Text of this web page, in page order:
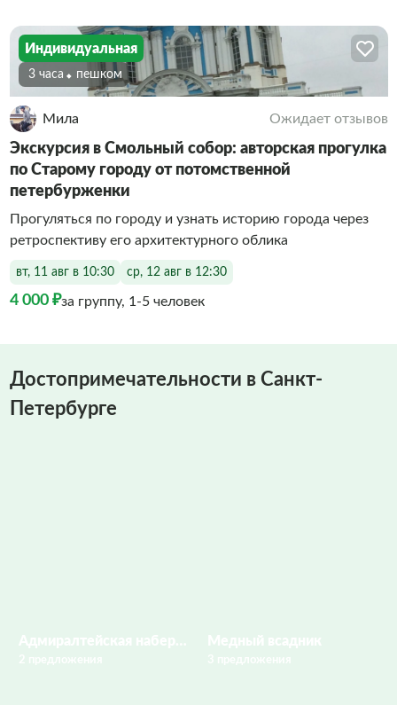
Индивидуальная
3 часа Пешком
Мила Ожидает отзывов
Экскурсия в Смольный собор: авторская прогулка
по Старому городу от потомственной
петербурженки
Прогуляться по городу и узнать историю города через
ретроспективу его архитектурного облика
вт, 11 авг в 10:30 ср, 12 авг в 12:30
4 000 ₽за группу, 1-5 человек
Достопримечательности в Санкт-
Петербурге